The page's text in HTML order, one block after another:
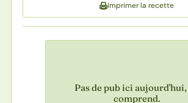
Imprimer la recette
Pas de pub ici aujourd'hui,
comprend.